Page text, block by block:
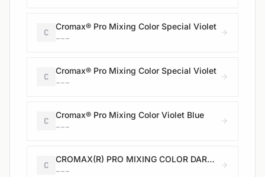
C
Cromax® Pro Mixing Color Special Violet
---
C
Cromax® Pro Mixing Color Special Violet
---
C
Cromax® Pro Mixing Color Violet Blue
---
C
CROMAX(R) PRO MIXING COLOR DARK VIOLET
---